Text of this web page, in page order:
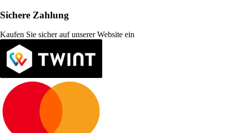
Sichere Zahlung
Kaufen Sie sicher auf unserer Website ein